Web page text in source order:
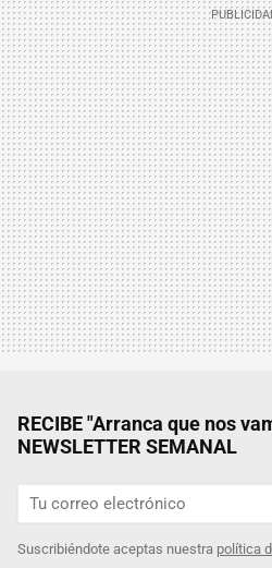
RECIBE "Arranca que nos
NEWSLETTER SEMANAL
Suscribiéndote aceptas nuestra política